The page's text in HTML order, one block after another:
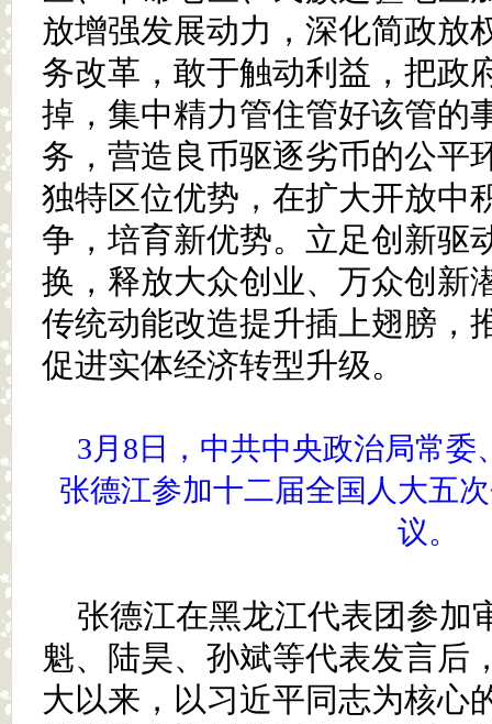
放增强发展动力，深化简政放
务改革，敢于触动利益，把政
掉，集中精力管住管好该管的
务，营造良币驱逐劣币的公平
独特区位优势，在扩大开放中
争，培育新优势。立足创新驱
换，释放大众创业、万众创新
传统动能改造提升插上翅膀，
促进实体经济转型升级。
3月8日，中共中央政治局常
张德江参加十二届全国人大五
议。
张德江在黑龙江代表团参加
魁、陆昊、孙斌等代表发言后
大以来，以习近平同志为核心